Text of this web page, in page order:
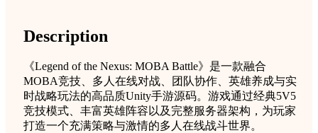
技
战
手
游
项
目
Description
《Legend of the Nexus: MOBA Battle》是一款融合
MOBA竞技、多人在线对战、团队协作、英雄养成与实
时战略玩法的高品质Unity手游源码。游戏通过经典5V5
竞技模式、丰富英雄阵容以及完整服务器架构，为玩家
打造一个充满策略与激情的多人在线战斗世界。